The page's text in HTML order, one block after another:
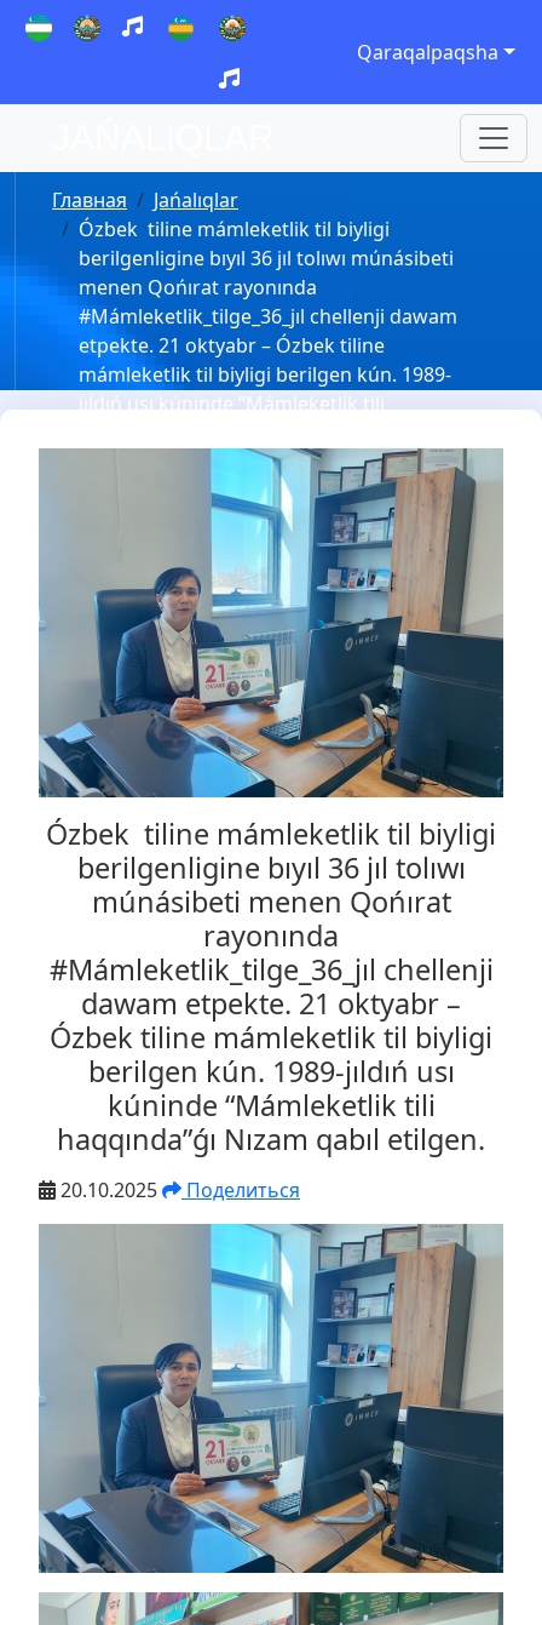
Qaraqalpaqsha
Главная
Jańalıqlar
Ózbek tiline mámleketlik til biyligi
berilgenligine bıyıl 36 jıl tolıwı múnásibeti
menen Qońırat rayonında
#Mámleketlik_tilge_36_jıl chellenji dawam
etpekte. 21 oktyabr – Ózbek tiline
mámleketlik til biyligi berilgen kún. 1989-
jıldıń usı kúninde “Mámleketlik tili
Ózbek tiline mámleketlik til biyligi
berilgenligine bıyıl 36 jıl tolıwı
múnásibeti menen Qońırat
rayonında
#Mámleketlik_tilge_36_jıl chellenji
dawam etpekte. 21 oktyabr –
Ózbek tiline mámleketlik til biyligi
berilgen kún. 1989-jıldıń usı
kúninde “Mámleketlik tili
haqqında”ǵı Nızam qabıl etilgen.
20.10.2025 Поделиться